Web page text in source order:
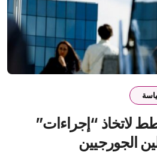
لاتخاذ “إجراءات”
الجورجيين